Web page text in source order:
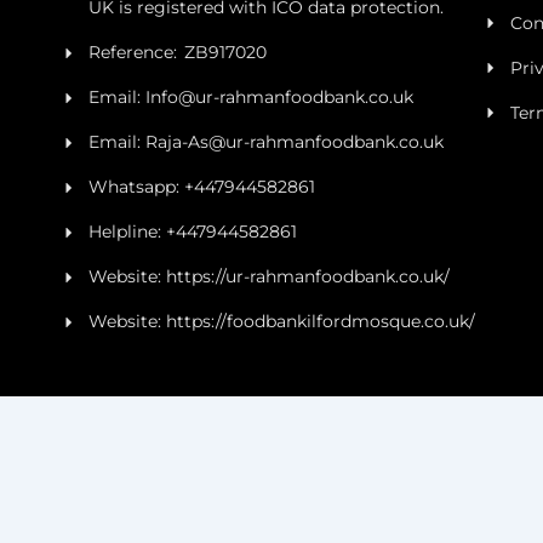
UK is registered with ICO data protection.
Reference: ZB917020
Email: Info@ur-rahmanfoodbank.co.uk
Email: Raja-As@ur-rahmanfoodbank.co.uk
Whatsapp: +447944582861
Helpline: +447944582861
Website: https://ur-rahmanfoodbank.co.uk/
Website: https://foodbankilfordmosque.co.uk/